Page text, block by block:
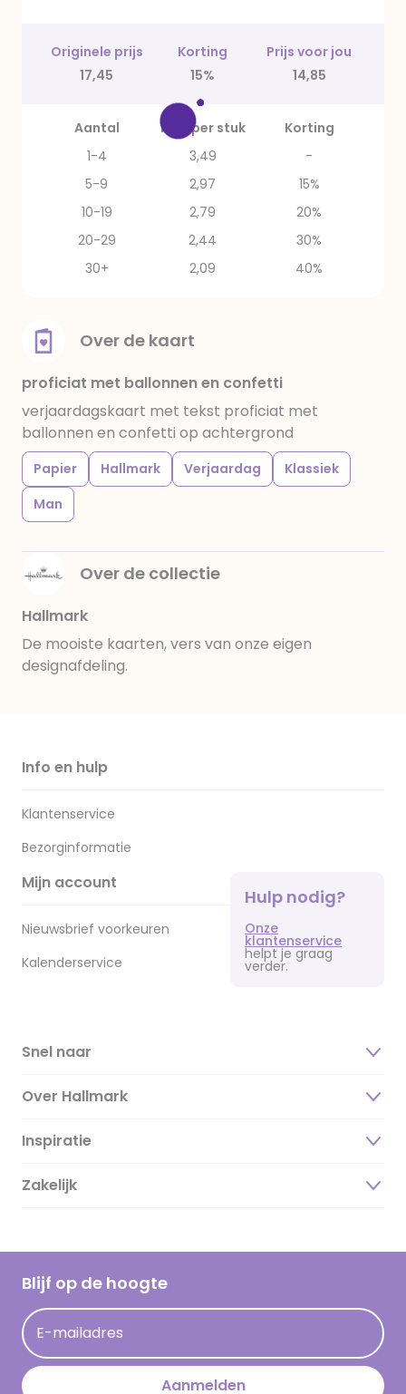
Originele prijs Korting
Prijs voor jou
17,45
15% 14,85
Aantal Prijs per stuk
Korting
1-4
3,49
-
5-9
2,97
15%
10-19
2,79
20%
20-29
2,44
30%
30+
2,09 40%
Over de kaart
proficiat met ballonnen en confetti
verjaardagskaart met tekst proficiat met
ballonnen en confetti op achtergrond
Papier Hallmark Verjaardag
Klassiek
Man
Over de collectie
Hallmark
De mooiste kaarten, vers van onze eigen
designafdeling.
Info en hulp
Klantenservice
Bezorginformatie
Mijn account
Nieuwsbrief voorkeuren
Kalenderservice
Hulp nodig?
Onze
klantenservice
helpt je graag
verder.
Snel naar
Over Hallmark
Over ons
Duurzaamheid
Hallmark Kaartclub
Acties
Persberichten
Hallmark en Kinderpostzegels
Inspiratie
Magazine
Cadeau inspiratie
Kaartinspiratie
Zakelijk
Blijf op de hoogte
E-mailadres
Aanmelden